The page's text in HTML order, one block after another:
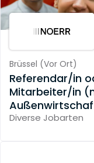
Brüssel (Vor Ort)
Referendar/in
Mitarbeiter/in
Diverse Jobarten